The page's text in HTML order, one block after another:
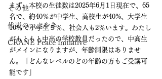
その他
代表のつぶやき
CRANE Peace Initiative
まず、本校の生徒数は2025年6月1日現在で、65
名で、約40％が中学生、高校生が40%、大学生
10％で小学生５％、社会人も2％います。わたし
がもともと中高の学校教員だったので、中高生
がメインになりますが、年齢制限はありませ
ん。「どんなレベルのどの年齢の方もご受講可
能です」